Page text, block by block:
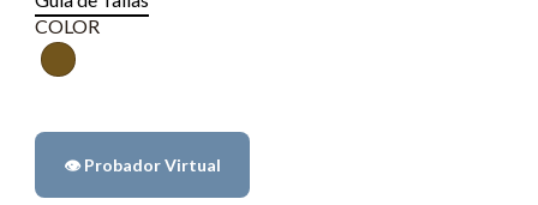
COLOR
👁️ Probador Virtual